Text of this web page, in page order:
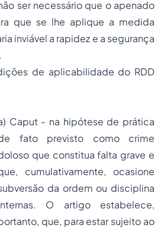
necessário que o apenado
que se lhe aplique a medida
inviável a rapidez e a segurança
de aplicabilidade do RDD
Caput - na hipótese de prática
fato previsto como crime
que constitua falta grave e
cumulativamente, ocasione
da ordem ou disciplina
O artigo estabelece,
que, para estar sujeito ao